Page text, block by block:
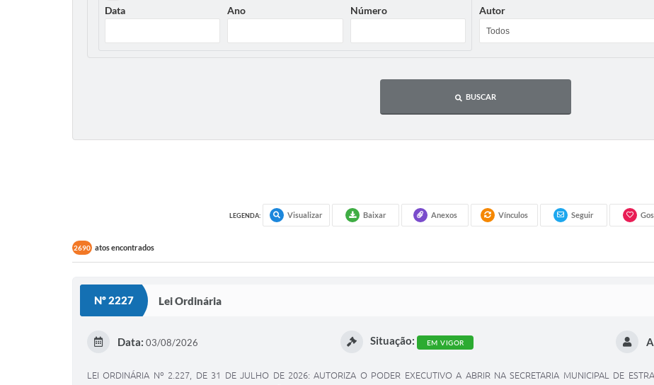
Data Ano Número Autor
BUSCAR
LEGENDA: Visualizar Baixar Anexos Vínculos Seguir
2690 atos encontrados
Nº 2227 Lei Ordinária
Data: 03/08/2026 Situação: EM VIGOR
LEI ORDINÁRIA Nº 2.227, DE 31 DE JULHO DE 2026: AUTORIZA O PODER EXECUTIVO A ABRIR NA SECRETARIA MUNICIPAL DE